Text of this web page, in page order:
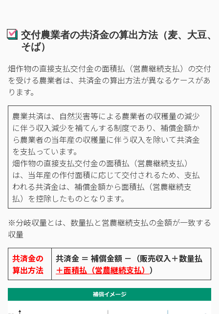
交付農業者の共済金の算出方法（麦、大豆、
そば）
畑作物の直接支払交付金の面積払（営農継続支払）の交付
を受ける農業者は、共済金の算出方法が異なるケースがあ
ります。
農業共済は、自然災害等による農業者の収穫量の減少
に伴う収入減少を補てんする制度であり、補償金額か
ら農業者の当年産の収穫量に伴う収入を除いて共済金
を支払っています。
畑作物の直接支払交付金の面積払（営農継続支払）
は、当年産の作付面積に応じて交付されるため、支払
われる共済金は、補償金額から面積払（営農継続支
払）を控除したものとなります。
※分岐収量とは、数量払と営農継続支払の金額が一致する
収量
共済金の
算出方法
共済金 ＝ 補償金額 －（販売収入＋数量払
＋面積払（営農継続支払） ）